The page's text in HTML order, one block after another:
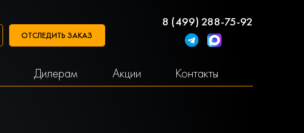
ОТСЛЕДИТЬ ЗАКАЗ
8 (499) 288-75-92
Дилерам Акции Контакты